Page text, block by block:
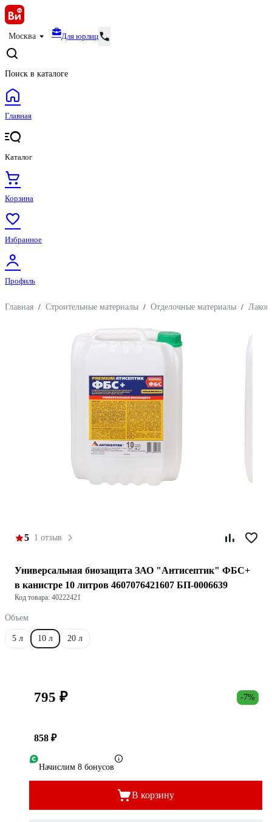
Москва Для юрлиц
Поиск в каталоге
Главная
Каталог
Корзина
Избранное
Профиль
Главная / Строительные материалы / Отделочные материалы /
5 1 отзыв
Универсальная биозащита ЗАО "Антисептик" ФБС+
в канистре 10 литров 4607076421607 БП-0006639
Код товара: 40222421
Объем
5 л 10 л 20 л
795 ₽ -7%
858 ₽
Начислим 8 бонусов
В корзину